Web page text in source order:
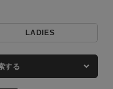
LADIES
する